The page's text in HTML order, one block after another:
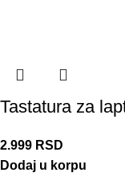
Tastatura za
2.999 RSD
Dodaj u korpu